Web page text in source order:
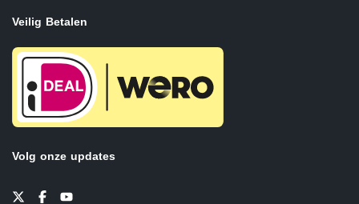
Veilig Betalen
Volg onze updates